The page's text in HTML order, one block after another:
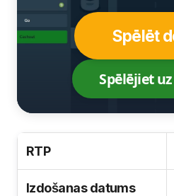
Spēlēt
Spēlējiet
RTP
Izdošanas datums